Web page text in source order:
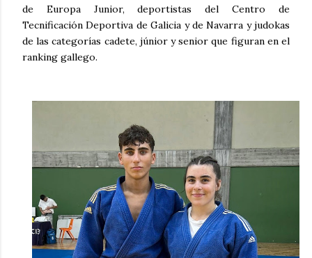
de Europa Junior, deportistas del Centro de
Tecnificación Deportiva de Galicia y de Navarra y judokas
de las categorías cadete, júnior y senior que figuran en el
ranking gallego.